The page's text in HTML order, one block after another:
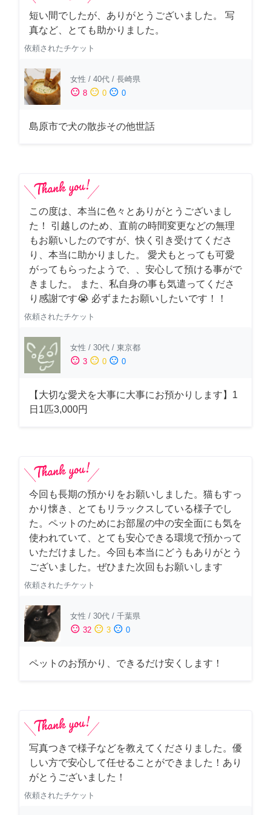
短い間でしたが、ありがとうございました。 写
真など、とても助かりました。
依頼されたチケット
女性 / 40代 / 長崎県
sentiment_satisfied 8 sentiment_neutral 0 sentiment_dissatisfied 0
島原市で犬の散歩その他世話
この度は、本当に色々とありがとうございまし
た！ 引越しのため、直前の時間変更などの無理
もお願いしたのですが、快く引き受けてくださ
り、本当に助かりました。 愛犬もとっても可愛
がってもらったようで、、安心して預ける事がで
きました。 また、私自身の事も気遣ってくださ
り感謝です😭 必ずまたお願いしたいです！！
依頼されたチケット
女性 / 30代 / 東京都
sentiment_satisfied 3 sentiment_neutral 0 sentiment_dissatisfied 0
【大切な愛犬を大事に大事にお預かりします】1
日1匹3,000円
今回も長期の預かりをお願いしました。猫もすっ
かり懐き、とてもリラックスしている様子でし
た。ペットのためにお部屋の中の安全面にも気を
使われていて、とても安心できる環境で預かって
いただけました。今回も本当にどうもありがとう
ございました。ぜひまた次回もお願いします
依頼されたチケット
女性 / 30代 / 千葉県
sentiment_satisfied 32 sentiment_neutral 3 sentiment_dissatisfied 0
ペットのお預かり、できるだけ安くします！
写真つきで様子などを教えてくださりました。優
しい方で安心して任せることができました！あり
がとうございました！
依頼されたチケット